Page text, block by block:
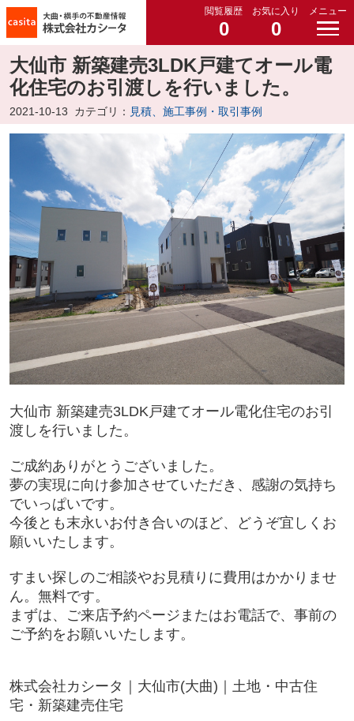
閲覧履歴
0
お気に入り
0
メニュー
大仙市 新築建売3LDK戸建てオール電
化住宅のお引渡しを行いました。
2021-10-13 カテゴリ： 見積、施工事例・取引事例
大仙市 新築建売3LDK戸建てオール電化住宅のお引
渡しを行いました。
ご成約ありがとうございました。
夢の実現に向け参加させていただき、感謝の気持ち
でいっぱいです。
今後とも末永いお付き合いのほど、どうぞ宜しくお
願いいたします。
すまい探しのご相談やお見積りに費用はかかりませ
ん。無料です。
まずは、ご来店予約ページまたはお電話で、事前の
ご予約をお願いいたします。
株式会社カシータ｜大仙市(大曲)｜土地・中古住
宅・新築建売住宅